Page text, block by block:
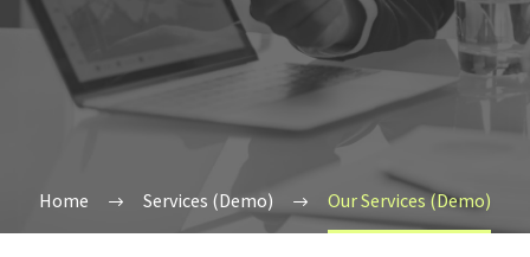
Home Services (Demo) Our Services (Demo)